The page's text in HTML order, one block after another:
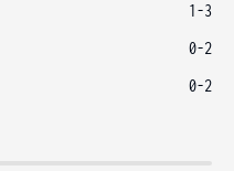
1-3
0-2
0-2